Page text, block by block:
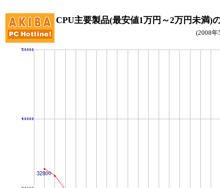
CPU主要製品(最安値1万円～2万円未満)
(2008年